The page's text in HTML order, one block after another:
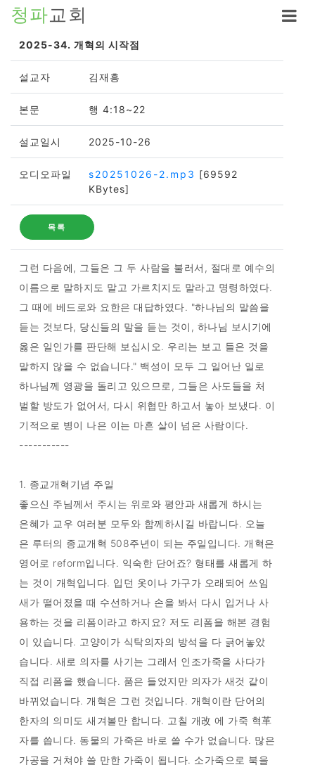
청파교회
2025-34. 개혁의 시작점
설교자 김재흥
본문 행 4:18~22
설교일시 2025-10-26
오디오파일 s20251026-2.mp3 [69592
KBytes]
목록
그런 다음에, 그들은 그 두 사람을 불러서, 절대로 예수의
이름으로 말하지도 말고 가르치지도 말라고 명령하였다.
그 때에 베드로와 요한은 대답하였다. "하나님의 말씀을
듣는 것보다, 당신들의 말을 듣는 것이, 하나님 보시기에
옳은 일인가를 판단해 보십시오. 우리는 보고 들은 것을
말하지 않을 수 없습니다." 백성이 모두 그 일어난 일로
하나님께 영광을 돌리고 있으므로, 그들은 사도들을 처
벌할 방도가 없어서, 다시 위협만 하고서 놓아 보냈다. 이
기적으로 병이 나은 이는 마흔 살이 넘은 사람이다.
-----------
1. 종교개혁기념 주일
좋으신 주님께서 주시는 위로와 평안과 새롭게 하시는
은혜가 교우 여러분 모두와 함께하시길 바랍니다. 오늘
은 루터의 종교개혁 508주년이 되는 주일입니다. 개혁은
영어로 reform입니다. 익숙한 단어죠? 형태를 새롭게 하
는 것이 개혁입니다. 입던 옷이나 가구가 오래되어 쓰임
새가 떨어졌을 때 수선하거나 손을 봐서 다시 입거나 사
용하는 것을 리폼이라고 하지요? 저도 리폼을 해본 경험
이 있습니다. 고양이가 식탁의자의 방석을 다 긁어놓았
습니다. 새로 의자를 사기는 그래서 인조가죽을 사다가
직접 리폼을 했습니다. 품은 들었지만 의자가 새것 같이
바뀌었습니다. 개혁은 그런 것입니다. 개혁이란 단어의
한자의 의미도 새겨볼만 합니다. 고칠 개改 에 가죽 혁革
자를 씁니다. 동물의 가죽은 바로 쓸 수가 없습니다. 많은
가공을 거쳐야 쓸 만한 가죽이 됩니다. 소가죽으로 북을